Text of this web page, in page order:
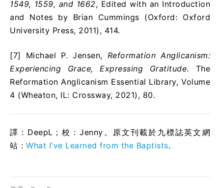
1549, 1559, and 1662, Edited with an Introduction
and Notes by Brian Cummings (Oxford: Oxford
University Press, 2011), 414.
[7] Michael P. Jensen, Reformation Anglicanism:
Experiencing Grace, Expressing Gratitude. The
Reformation Anglicanism Essential Library, Volume
4 (Wheaton, IL: Crossway, 2021), 80.
譯：DeepL；校：Jenny。原文刊載於九標誌英文網
站： What I've Learned from the Baptists.